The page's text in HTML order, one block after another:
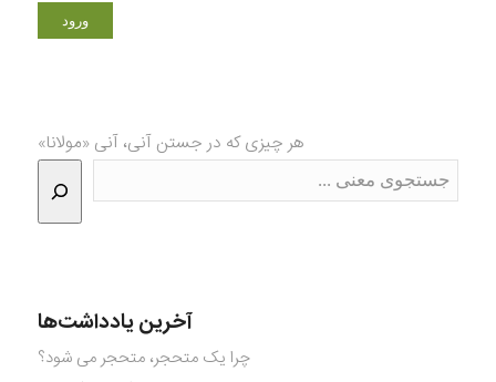
هر چیزی که در جستن آنی، آنی «مولانا»
آخرین یادداشت‌ها
چرا یک متحجر، متحجر می شود؟